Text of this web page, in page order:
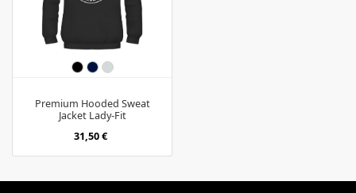
Premium Hooded Sweat
Jacket Lady-Fit
31,50 €